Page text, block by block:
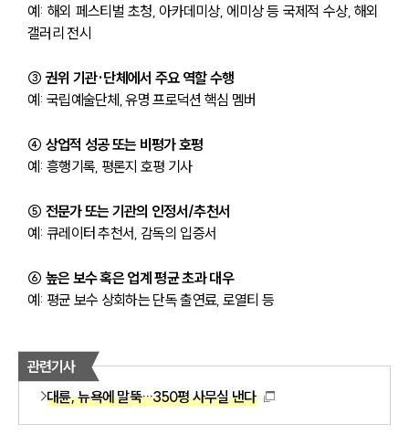
예: 해외 페스티벌 초청, 아카데미상, 에미상 등 국제적 수상, 해외
갤러리 전시
③ 권위 기관·단체에서 주요 역할 수행
예: 국립예술단체, 유명 프로덕션 핵심 멤버
④ 상업적 성공 또는 비평가 호평
예: 흥행기록, 평론지 호평 기사
⑤ 전문가 또는 기관의 인정서/추천서
예: 큐레이터 추천서, 감독의 입증서
⑥ 높은 보수 혹은 업계 평균 초과 대우
예: 평균 보수 상회하는 단독 출연료, 로열티 등
관련기사
대륜, 뉴욕에 말뚝…350평 사무실 낸다